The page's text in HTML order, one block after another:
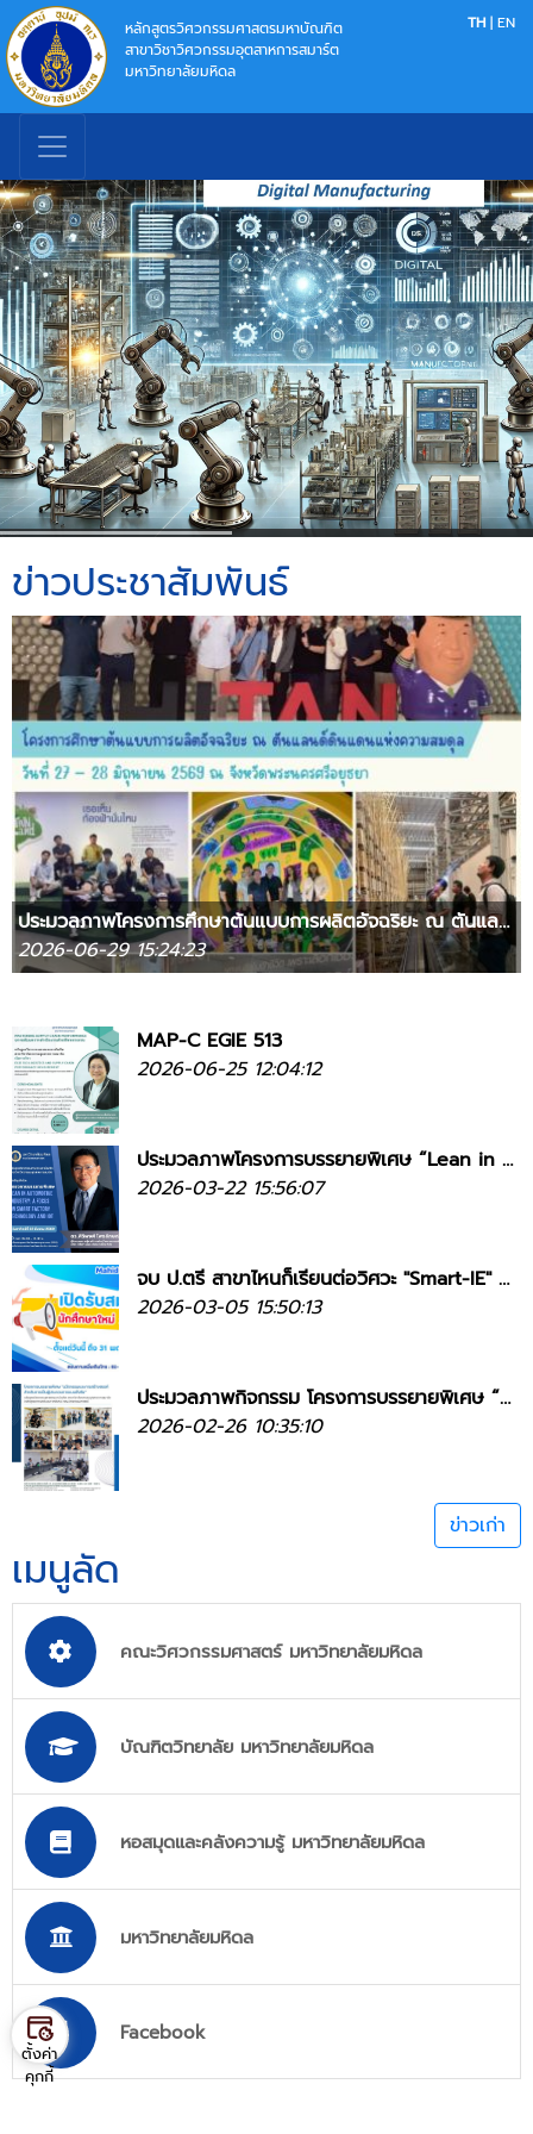
หลักสูตรวิศวกรรมศาสตรมหาบัณฑิต
สาขาวิชาวิศวกรรมอุตสาหการสมาร์ต
มหาวิทยาลัยมหิดล
TH| EN
ข่าวประชาสัมพันธ์
ประมวลภาพโครงการศึกษาต้นแบบการผลิตอัจฉริยะ ณ ตันแลนด์ดินแดนแห่งความสมดุล จังหวัดพระนครศรีอยุธยา
2026-06-29 15:24:23
MAP-C EGIE 513
2026-06-25 12:04:12
ประมวลภาพโครงการบรรยายพิเศษ “Lean in automotive industry: a focus on smart factory technology and IoT”
2026-03-22 15:56:07
จบ ป.ตรี สาขาไหนก็เรียนต่อวิศวะ "Smart-IE" ที่มหิดลได้!
2026-03-05 15:50:13
ประมวลภาพกิจกรรม โครงการบรรยายพิเศษ “นวัตกรรมและการสร้างสรรค์สำหรับการเป็นผู้ประกอบการแบบยั่งยืน”
2026-02-26 10:35:10
ข่าวเก่า
เมนูลัด
คณะวิศวกรรมศาสตร์ มหาวิทยาลัยมหิดล
บัณฑิตวิทยาลัย มหาวิทยาลัยมหิดล
หอสมุดและคลังความรู้ มหาวิทยาลัยมหิดล
มหาวิทยาลัยมหิดล
Facebook
ตั้งค่า
คุกกี้